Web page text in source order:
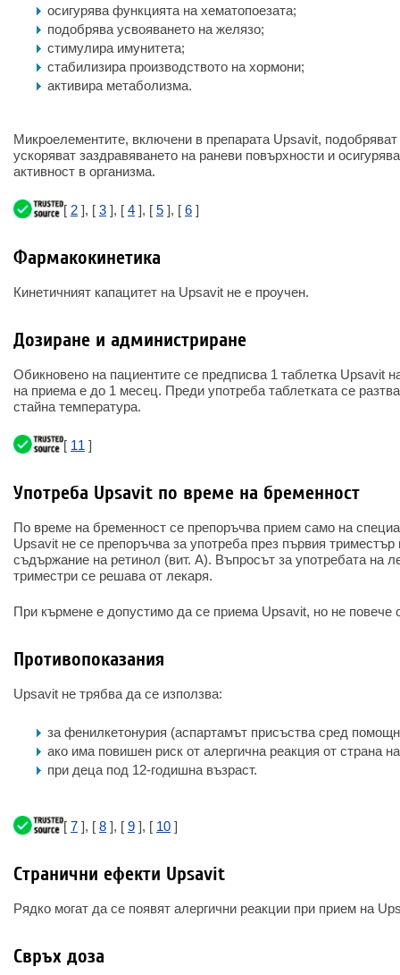
осигурява функцията на хематопоезата;
подобрява усвояването на желязо;
стимулира имунитета;
стабилизира производството на хормони;
активира метаболизма.
Микроелементите, включени в препарата Upsavit,
ускоряват заздравяването на раневи повърхности и
активност в организма.
[ 2 ], [ 3 ], [ 4 ], [ 5 ], [ 6 ]
Фармакокинетика
Кинетичният капацитет на Upsavit не е проучен.
Дозиране и администриране
Обикновено на пациентите се предписва 1 таблетка Upsavit
на приема е до 1 месец. Преди употреба таблетката се
стайна температура.
[ 11 ]
Употреба Upsavit по време на бременност
По време на бременност се препоръчва прием само на
Upsavit не се препоръчва за употреба през първия триместър
съдържание на ретинол (вит. А). Въпросът за употребата на
триместри се решава от лекаря.
При кърмене е допустимо да се приема Upsavit, но не повече
Противопоказания
Upsavit не трябва да се използва:
за фенилкетонурия (аспартамът присъства сред
ако има повишен риск от алергична реакция от страна
при деца под 12-годишна възраст.
[ 7 ], [ 8 ], [ 9 ], [ 10 ]
Странични ефекти Upsavit
Рядко могат да се появят алергични реакции при прием на
Свръх доза